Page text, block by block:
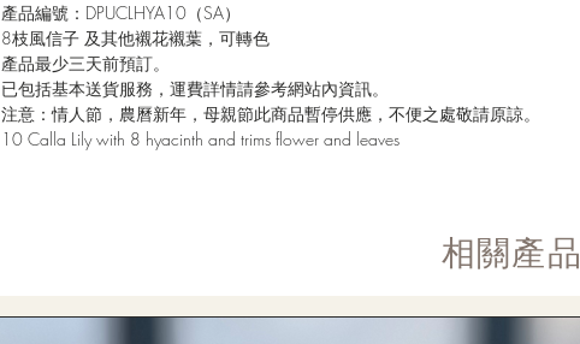
產品編號：DPUCLHYA10（SA）
8枝風信子 及其他襯花襯葉，可轉色
產品最少三天前預訂。
已包括基本送貨服務，運費詳情請參考網站內資訊。
注意：情人節，農曆新年，母親節此商品暫停供應，不便之處敬請原諒。
10 Calla Lily with 8 hyacinth and trims flower and leaves
​相關產品